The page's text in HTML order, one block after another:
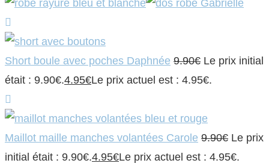
Short boule avec poches Daphnée 9.90€ Le prix initial
était : 9.90€.4.95€Le prix actuel est : 4.95€.
Maillot maille manches volantées Carole 9.90€ Le prix
initial était : 9.90€.4.95€Le prix actuel est : 4.95€.